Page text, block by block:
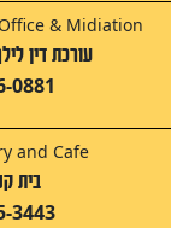
& Midiation
עורכת דין
0881
and Cafe
בית
3443